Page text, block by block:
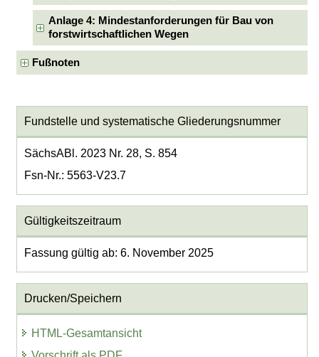
Anlage 4: Mindestanforderungen für Bau von
forstwirtschaftlichen Wegen
Fußnoten
Fundstelle und systematische Gliederungsnummer
SächsABl. 2023 Nr. 28, S. 854
Fsn-Nr.: 5563-V23.7
Gültigkeitszeitraum
Fassung gültig ab: 6. November 2025
Drucken/Speichern
HTML-Gesamtansicht